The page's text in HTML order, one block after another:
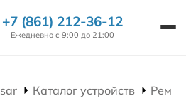
+7 (861) 212-36-12
Ежедневно с 9:00 до 21:00
Каталог устройств